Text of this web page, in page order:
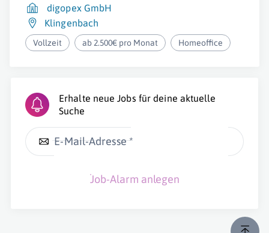
digopex GmbH
Klingenbach
Vollzeit ab 2.500€ pro Monat Homeoffice
Erhalte neue Jobs für deine aktuelle
Suche
E-Mail-Adresse *
Job-Alarm anlegen